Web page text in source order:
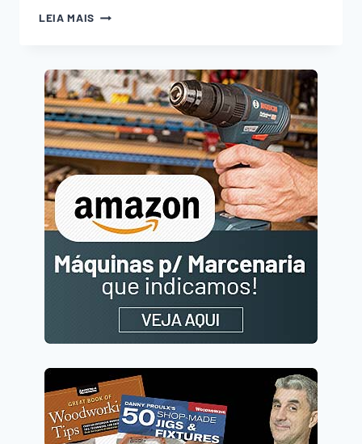
LEIA MAIS MALHETE
COM
CONEXÃO
T